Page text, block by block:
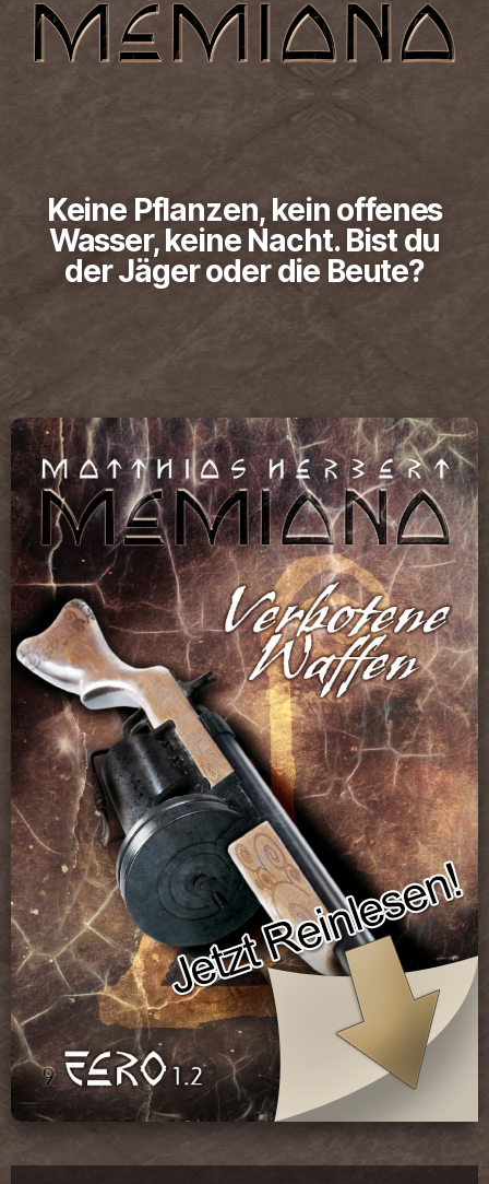
Keine Pflanzen, kein offenes
Wasser, keine Nacht. Bist du
der Jäger oder die Beute?